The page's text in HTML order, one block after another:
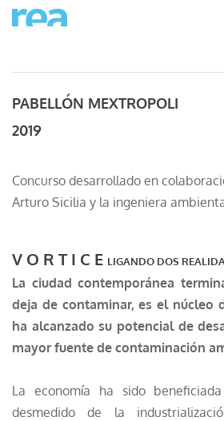
PABELLÓN MEXTROPOLI
2019
Concurso desarrollado en
Arturo Sicilia y la ingeniera
V O R T I C E LIGANDO DOS
La ciudad contemporánea
deja de contaminar, es el núcleo
ha alcanzado su potencial de
mayor fuente de contaminación
La economía ha sido
desmedido de la